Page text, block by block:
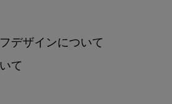
デザインについて
て